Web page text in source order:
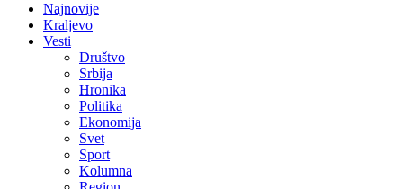
Najnovije
Kraljevo
Vesti
Društvo
Srbija
Hronika
Politika
Ekonomija
Svet
Sport
Kolumna